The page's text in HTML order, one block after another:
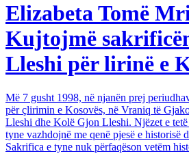
Elizabeta Tomë
Kujtojmë
Lleshi për lirinë e
Më 7 gusht 1998, në njanën prej
për çlirimin e Kosovës, në Vraniq të
Lleshi dhe Kolë Gjon Lleshi. Njëzet e
tyne vazhdojnë me qenë pjesë e historisë
Sakrifica e tyne nuk përfaqëson vetëm